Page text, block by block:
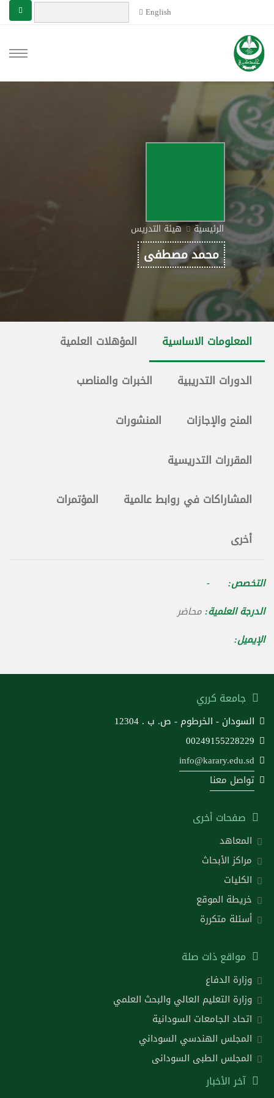
English
الرئيسية هيئة التدريس
محمد مصطفى
المعلومات الاساسية المؤهلات العلمية
الدورات التدريبية الخبرات والمناصب
المنح والإجازات المنشورات
المقررات التدريسية
المشاراكات في روابط عالمية المؤتمرات
أخرى
التخصص: -
الدرجة العلمية:محاضر
الإيميل:
جامعة كرري
السودان - الخرطوم - ص. ب . 12304
00249155228229
info@karary.edu.sd
تواصل معنا
صفحات أخرى
المعاهد
مراكز الأبحاث
الكليات
خريطة الموقع
أسئلة متكررة
مواقع ذات صلة
وزارة الدفاع
وزارة التعليم العالي والبحث العلمي
اتحاد الجامعات السودانية
المجلس الهندسي السوداني
المجلس الطبى السودانى
آخر الأخبار